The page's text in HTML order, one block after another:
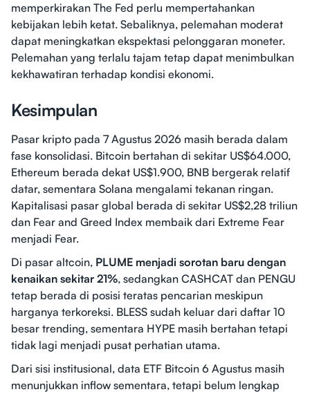
memperkirakan The Fed perlu mempertahankan
kebijakan lebih ketat. Sebaliknya, pelemahan moderat
dapat meningkatkan ekspektasi pelonggaran moneter.
Pelemahan yang terlalu tajam tetap dapat menimbulkan
kekhawatiran terhadap kondisi ekonomi.
Kesimpulan
Pasar kripto pada 7 Agustus 2026 masih berada dalam
fase konsolidasi. Bitcoin bertahan di sekitar US$64.000,
Ethereum berada dekat US$1.900, BNB bergerak relatif
datar, sementara Solana mengalami tekanan ringan.
Kapitalisasi pasar global berada di sekitar US$2,28 triliun
dan Fear and Greed Index membaik dari Extreme Fear
menjadi Fear.
Di pasar altcoin, PLUME menjadi sorotan baru dengan
kenaikan sekitar 21%, sedangkan CASHCAT dan PENGU
tetap berada di posisi teratas pencarian meskipun
harganya terkoreksi. BLESS sudah keluar dari daftar 10
besar trending, sementara HYPE masih bertahan tetapi
tidak lagi menjadi pusat perhatian utama.
Dari sisi institusional, data ETF Bitcoin 6 Agustus masih
menunjukkan inflow sementara, tetapi belum lengkap